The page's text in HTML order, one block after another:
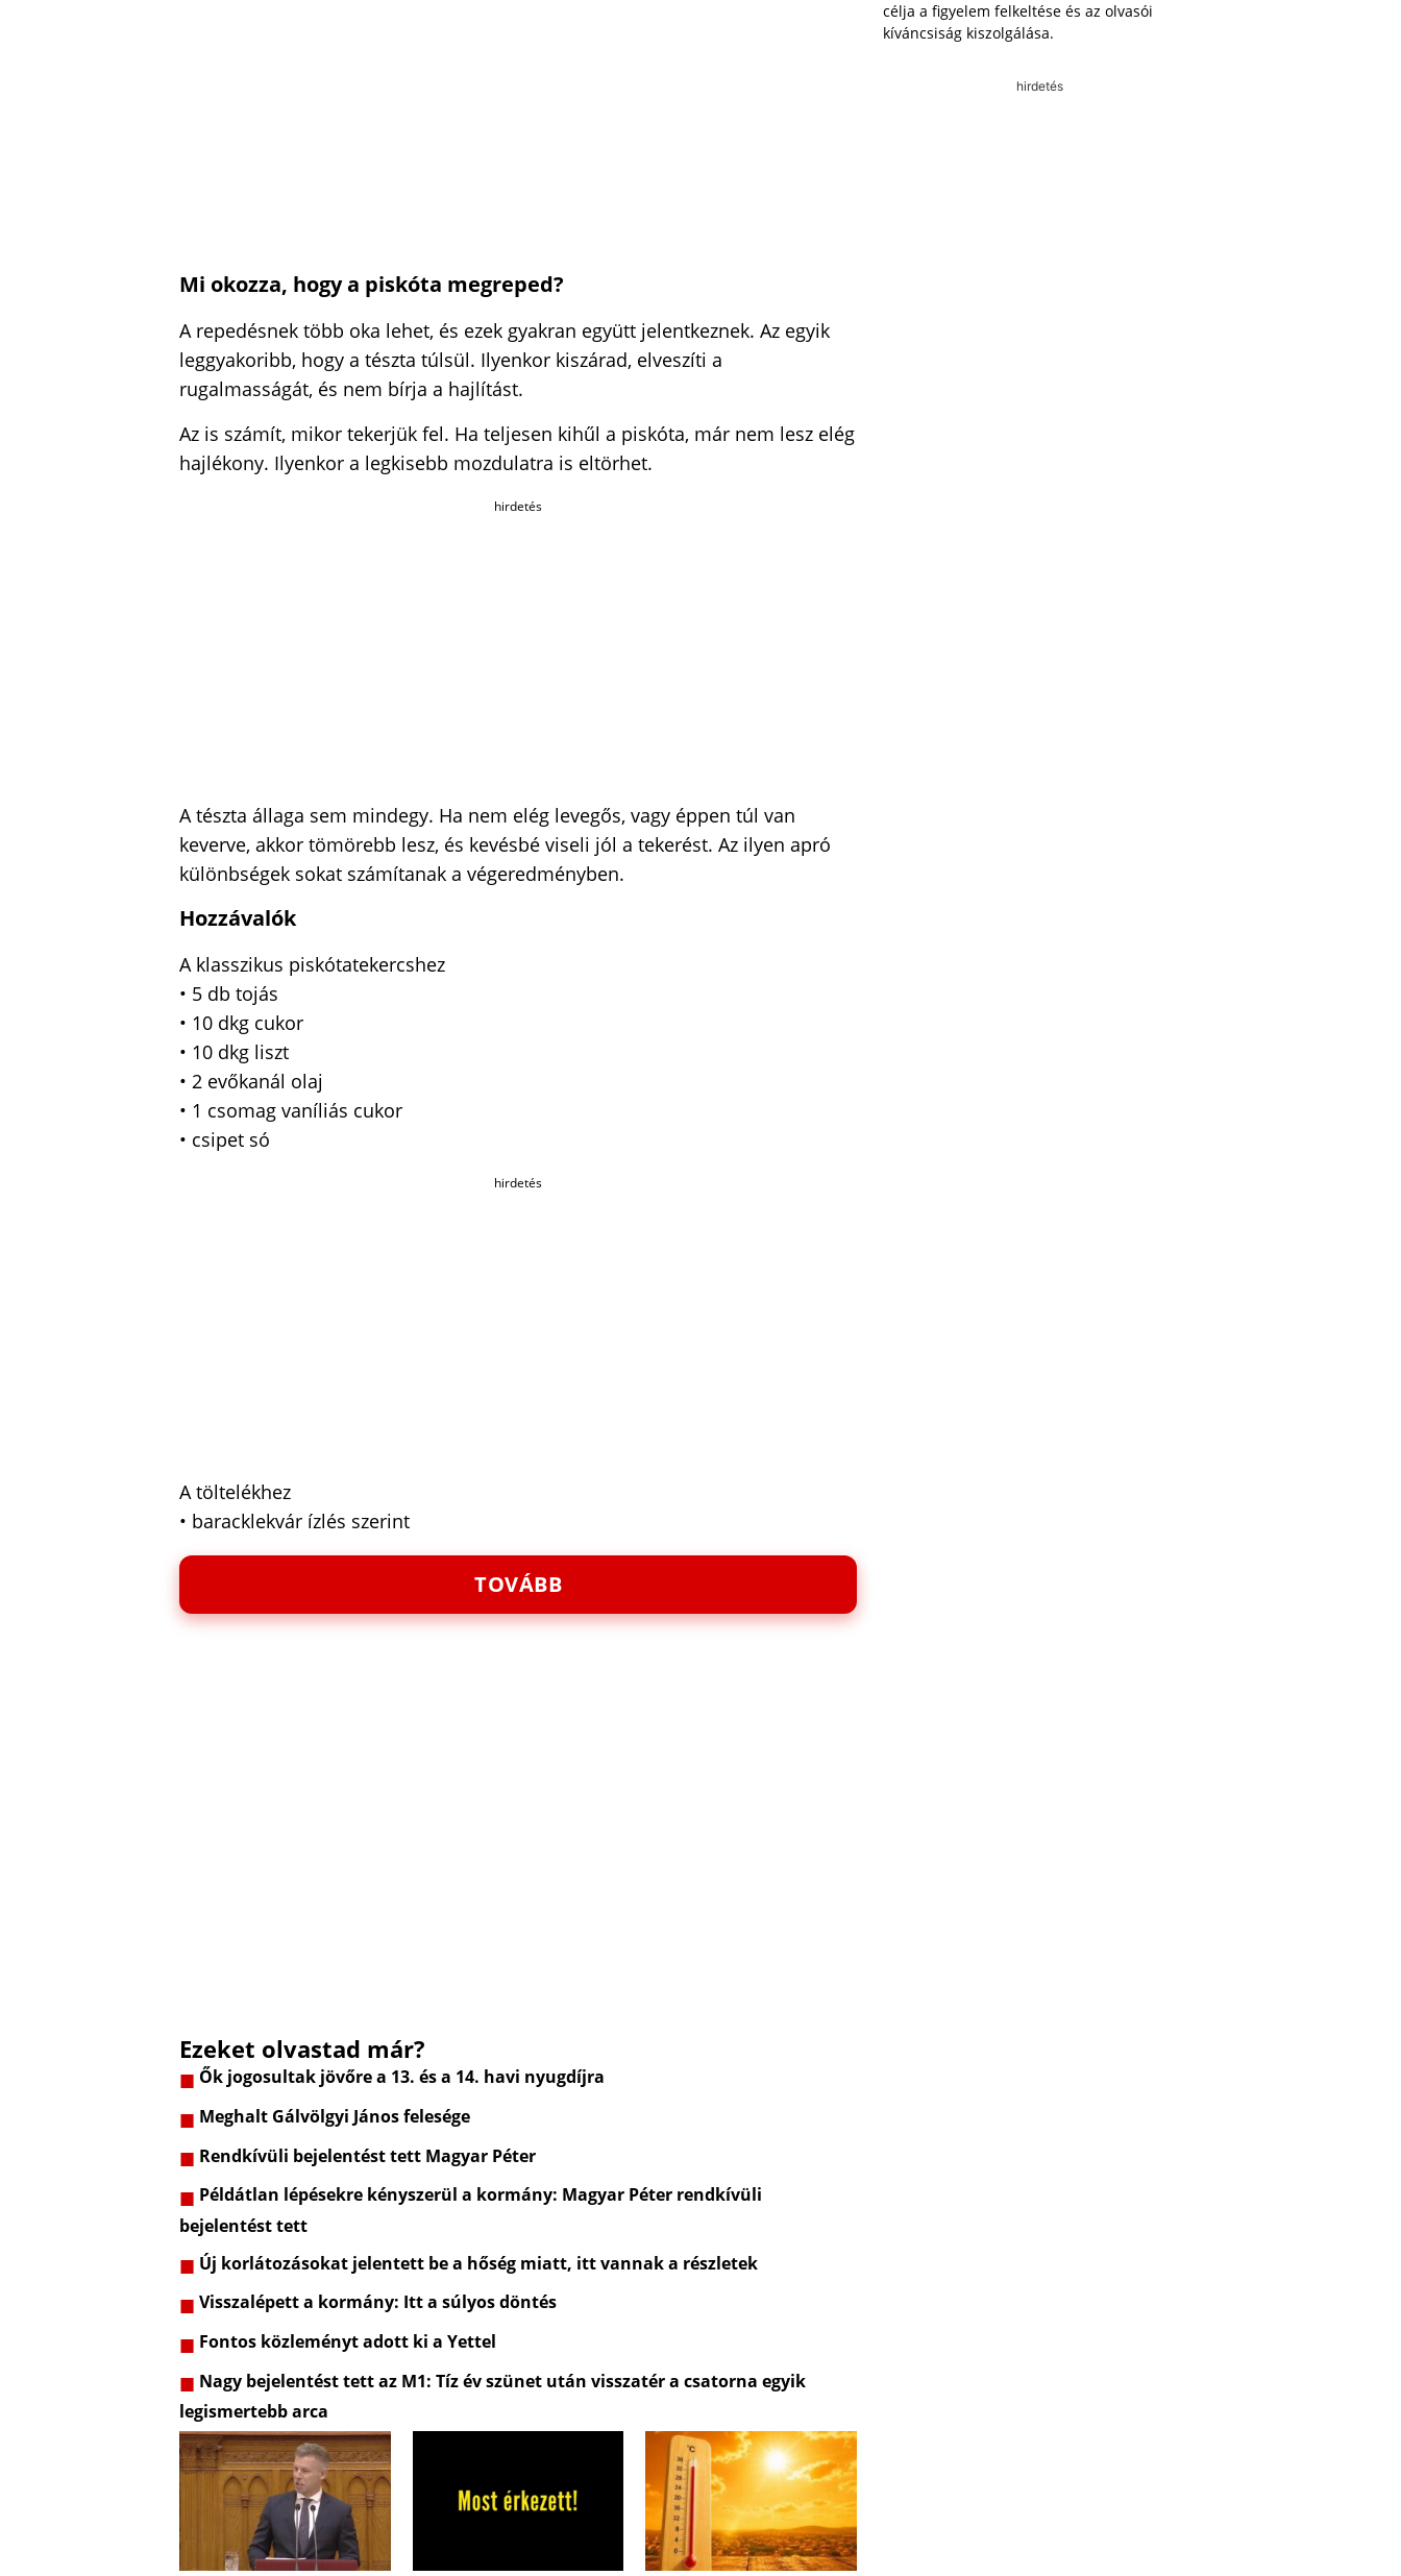
Mi okozza, hogy a piskóta megreped?
A repedésnek több oka lehet, és ezek gyakran együtt jelentkeznek. Az egyik
leggyakoribb, hogy a tészta túlsül. Ilyenkor kiszárad, elveszíti a
rugalmasságát, és nem bírja a hajlítást.
Az is számít, mikor tekerjük fel. Ha teljesen kihűl a piskóta, már nem lesz elég
hajlékony. Ilyenkor a legkisebb mozdulatra is eltörhet.
hirdetés
A tészta állaga sem mindegy. Ha nem elég levegős, vagy éppen túl van
keverve, akkor tömörebb lesz, és kevésbé viseli jól a tekerést. Az ilyen apró
különbségek sokat számítanak a végeredményben.
Hozzávalók
A klasszikus piskótatekercshez
• 5 db tojás
• 10 dkg cukor
• 10 dkg liszt
• 2 evőkanál olaj
• 1 csomag vaníliás cukor
• csipet só
hirdetés
A töltelékhez
• baracklekvár ízlés szerint
TOVÁBB
Ezeket olvastad már?
Ők jogosultak jövőre a 13. és a 14. havi nyugdíjra
Meghalt Gálvölgyi János felesége
Rendkívüli bejelentést tett Magyar Péter
Példátlan lépésekre kényszerül a kormány: Magyar Péter rendkívüli
bejelentést tett
Új korlátozásokat jelentett be a hőség miatt, itt vannak a részletek
Visszalépett a kormány: Itt a súlyos döntés
Fontos közleményt adott ki a Yettel
Nagy bejelentést tett az M1: Tíz év szünet után visszatér a csatorna egyik
legismertebb arca
célja a figyelem felkeltése és az olvasói
kíváncsiság kiszolgálása.
hirdetés